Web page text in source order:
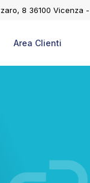
8 36100 Vicenza
Area Clienti